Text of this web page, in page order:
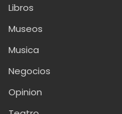
Libros
Museos
Musica
Negocios
Opinion